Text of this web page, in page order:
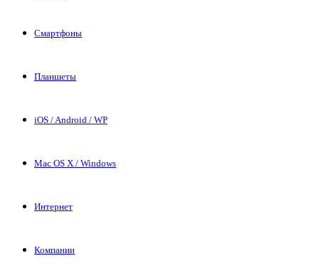
Смартфоны
Планшеты
iOS / Android / WP
Mac OS X / Windows
Интернет
Компании